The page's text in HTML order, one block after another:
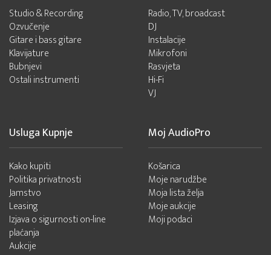
Studio & Recording
Ozvučenje
Gitare i bass gitare
Klavijature
Bubnjevi
Ostali instrumenti
Radio, TV, broadcast
DJ
Instalacije
Mikrofoni
Rasvjeta
Hi-Fi
VJ
Usluga Kupnje
Kako kupiti
Politika privatnosti
Jamstvo
Leasing
Izjava o sigurnosti on-line
plaćanja
Aukcije
Moj AudioPro
Košarica
Moje narudžbe
Moja lista želja
Moje aukcije
Moji podaci